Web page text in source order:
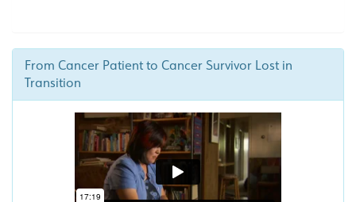
From Cancer Patient to Cancer Survivor Lost in
Transition